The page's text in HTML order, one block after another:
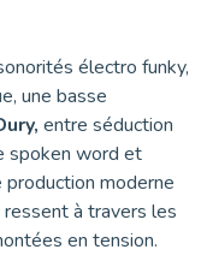
électro funky,
une basse
entre séduction
spoken word et
moderne
ressent à travers les
en tension.